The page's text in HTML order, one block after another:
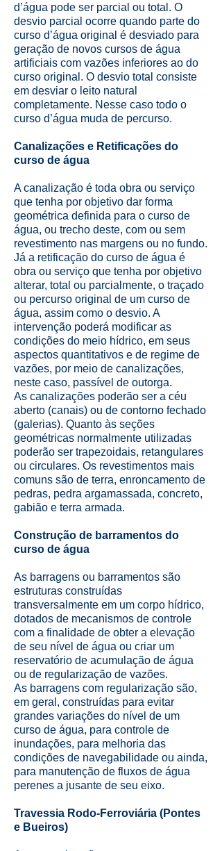
d’água pode ser parcial ou total. O
desvio parcial ocorre quando parte do
curso d’água original é desviado para
geração de novos cursos de água
artificiais com vazões inferiores ao do
curso original. O desvio total consiste
em desviar o leito natural
completamente. Nesse caso todo o
curso d’água muda de percurso.
Canalizações e Retificações do
curso de água
A canalização é toda obra ou serviço
que tenha por objetivo dar forma
geométrica definida para o curso de
água, ou trecho deste, com ou sem
revestimento nas margens ou no fundo.
Já a retificação do curso de água é
obra ou serviço que tenha por objetivo
alterar, total ou parcialmente, o traçado
ou percurso original de um curso de
água, assim como o desvio. A
intervenção poderá modificar as
condições do meio hídrico, em seus
aspectos quantitativos e de regime de
vazões, por meio de canalizações,
neste caso, passível de outorga.
As canalizações poderão ser a céu
aberto (canais) ou de contorno fechado
(galerias). Quanto às seções
geométricas normalmente utilizadas
poderão ser trapezoidais, retangulares
ou circulares. Os revestimentos mais
comuns são de terra, enroncamento de
pedras, pedra argamassada, concreto,
gabião e terra armada.
Construção de barramentos do
curso de água
As barragens ou barramentos são
estruturas construídas
transversalmente em um corpo hídrico,
dotados de mecanismos de controle
com a finalidade de obter a elevação
de seu nível de água ou criar um
reservatório de acumulação de água
ou de regularização de vazões.
As barragens com regularização são,
em geral, construídas para evitar
grandes variações do nível de um
curso de água, para controle de
inundações, para melhoria das
condições de navegabilidade ou ainda,
para manutenção de fluxos de água
perenes a jusante de seu eixo.
Travessia Rodo-Ferroviária (Pontes
e Bueiros)